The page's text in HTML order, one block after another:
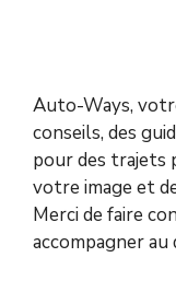
Auto-Ways,
conseils, des
pour des trajets
votre image et
Merci de faire
accompagner au